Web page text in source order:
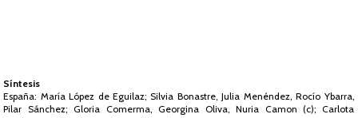
Síntesis
España: María López de Eguilaz; Silvia Bonastre, Julia Menéndez, Rocío Ybarra,
Pilar Sánchez; Gloria Comerma, Georgina Oliva, Nuria Camon (c); Carlota